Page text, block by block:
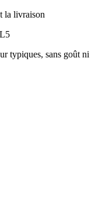
la livraison
typiques, sans goût ni